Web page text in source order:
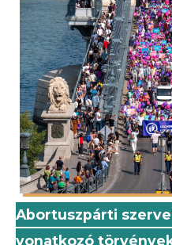
Abortuszpárti
vonatkozó